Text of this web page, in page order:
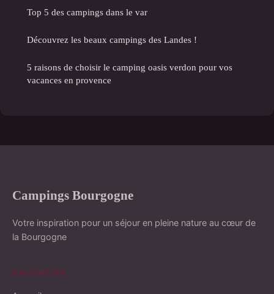
Top 5 des campings dans le var
Découvrez les beaux campings des Landes !
5 raisons de choisir le camping oasis verdon pour vos
vacances en provence
Campings Bourgogne
Votre inspiration pour un séjour en pleine nature au cœur de
la Bourgogne
NAVIGATION